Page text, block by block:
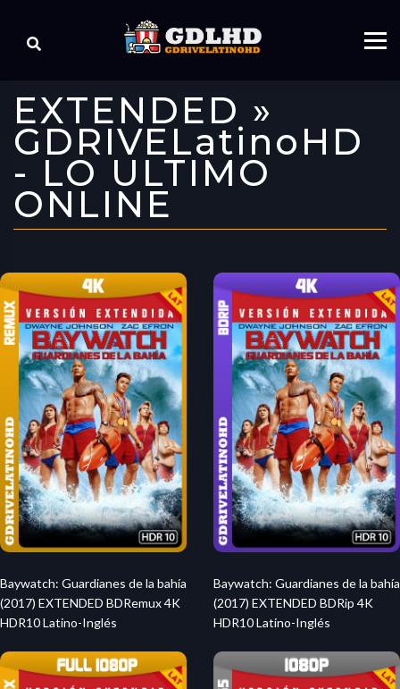
EXTENDED »
GDRIVELatinoHD
- LO ULTIMO
ONLINE
Baywatch: Guardianes de la bahía
(2017) EXTENDED BDRemux 4K
HDR10 Latino-Inglés
Baywatch: Guardianes de la bahía
(2017) EXTENDED BDRip 4K
HDR10 Latino-Inglés